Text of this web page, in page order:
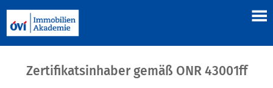
Zertifikatsinhaber gemäß ONR 43001ff